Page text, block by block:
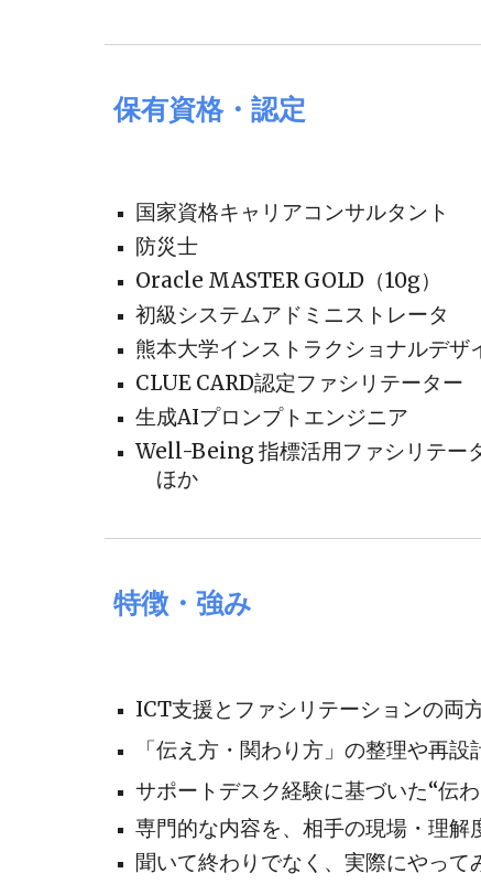
保有資格・認定
国家資格キャリアコンサルタント
防災士
Oracle MASTER GOLD（10g）
初級システムアドミニストレータ
熊本大学インストラクショナルデザ
CLUE CARD認定ファシリテーター
生成AIプロンプトエンジニア
Well-Being 指標活用ファシリテー
ほか
特徴・強み
ICT支援とファシリテーションの両
「伝え方・関わり方」の整理や再
サポートデスク経験に基づいた“伝
専門的な内容を、相手の現場・理
聞いて終わりでなく、実際にやっ